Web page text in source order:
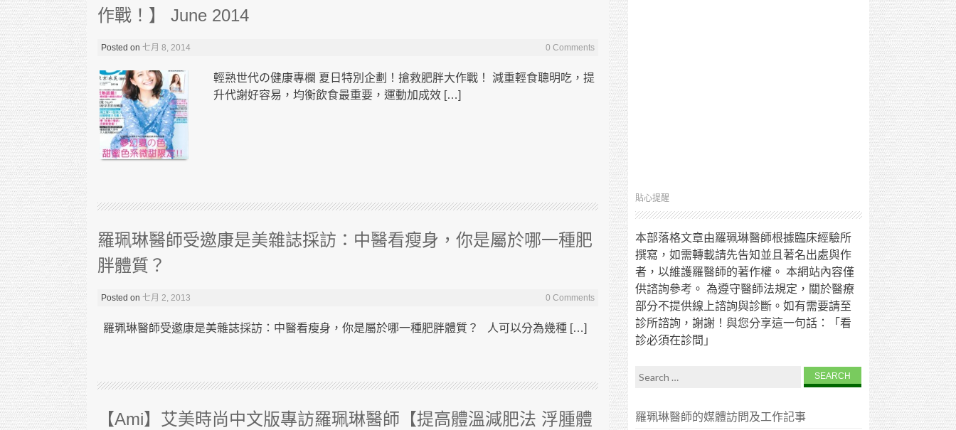
作戰！】 June 2014
Posted on 七月 8, 2014 0 Comments
輕熟世代の健康專欄 夏日特別企劃！搶救肥胖大作戰！ 減重輕食聰明吃，提
升代謝好容易，均衡飲食最重要，運動加成效 […]
羅珮琳醫師受邀康是美雜誌採訪：中醫看瘦身，你是屬於哪一種肥
胖體質？
Posted on 七月 2, 2013 0 Comments
羅珮琳醫師受邀康是美雜誌採訪：中醫看瘦身，你是屬於哪一種肥胖體質？ 人可以分為幾種 […]
【Ami】艾美時尚中文版專訪羅珮琳醫師【提高體溫減肥法 浮腫體
貼心提醒
本部落格文章由羅珮琳醫師根據臨床經驗所
撰寫，如需轉載請先告知並且著名出處與作
者，以維護羅醫師的著作權。 本網站內容僅
供諮詢參考。 為遵守醫師法規定，關於醫療
部分不提供線上諮詢與診斷。如有需要請至
診所諮詢，謝謝！與您分享這一句話：「看
診必須在診間」
Search for:
羅珮琳醫師的媒體訪問及工作記事